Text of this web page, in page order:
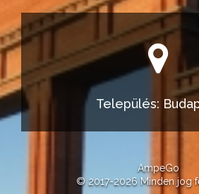
Település:
AmpeGo
© 2017-2026 Minden jog